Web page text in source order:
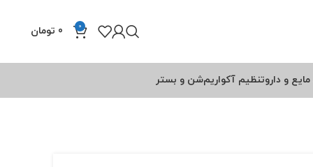
0
0 تومان
و داروتنظیم آکواریمشن و بستر